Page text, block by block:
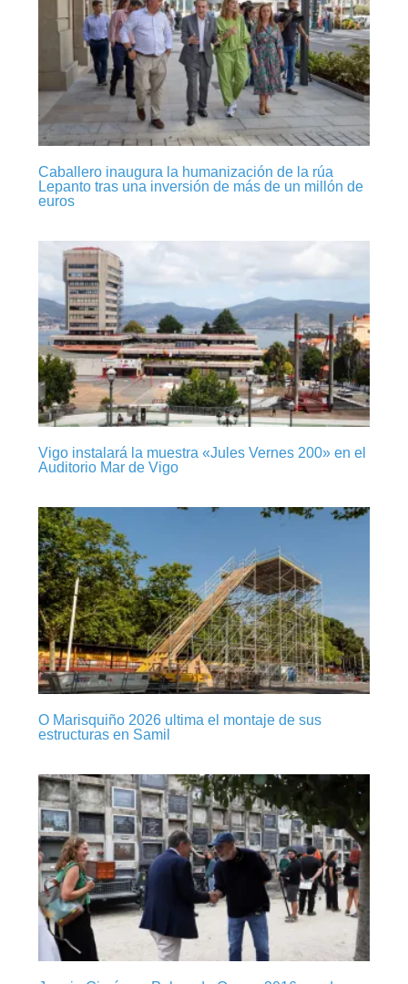
Caballero inaugura la humanización de la rúa
Lepanto tras una inversión de más de un millón de
euros
Vigo instalará la muestra «Jules Vernes 200» en el
Auditorio Mar de Vigo
O Marisquiño 2026 ultima el montaje de sus
estructuras en Samil